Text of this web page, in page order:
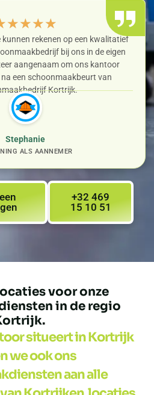
★★★★
kunnen rekenen op een kwalitatief
bij ons in de eigen
aangenaam om ons kantoor
een schoonmaakbeurt van
Kortrijk.
Stephanie
ALS AANNEMER
+32 469
15 10 51
voor onze
in de regio
situeert in Kortrijk
we ook ons
aan alle